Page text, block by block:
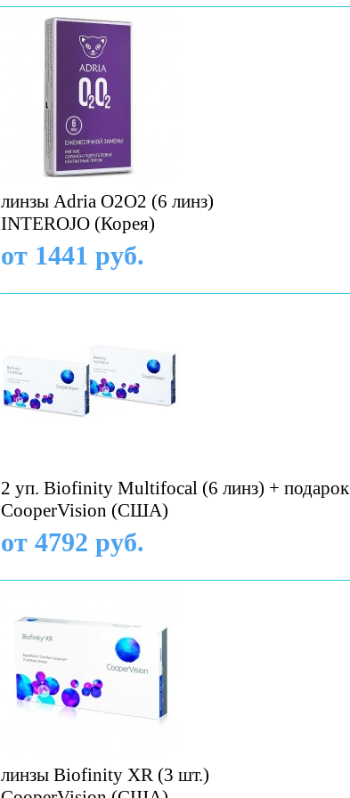
линзы Adria O2O2 (6 линз)
INTEROJO (Корея)
от 1441 руб.
2 уп. Biofinity Multifocal (6 линз) + подарок
CooperVision (США)
от 4792 руб.
линзы Biofinity XR (3 шт.)